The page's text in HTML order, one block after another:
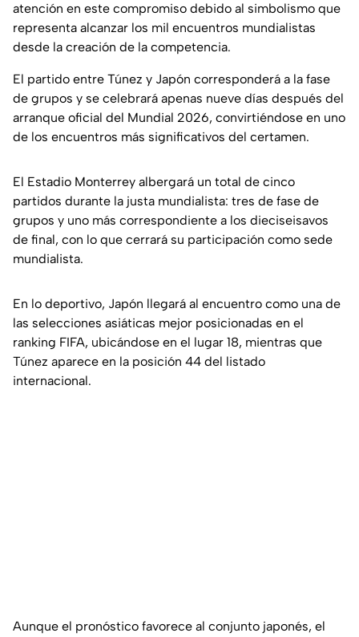
atención en este compromiso debido al simbolismo que
representa alcanzar los mil encuentros mundialistas
desde la creación de la competencia.
El partido entre Túnez y Japón corresponderá a la fase
de grupos y se celebrará apenas nueve días después del
arranque oficial del Mundial 2026, convirtiéndose en uno
de los encuentros más significativos del certamen.
El Estadio Monterrey albergará un total de cinco
partidos durante la justa mundialista: tres de fase de
grupos y uno más correspondiente a los dieciseisavos
de final, con lo que cerrará su participación como sede
mundialista.
En lo deportivo, Japón llegará al encuentro como una de
las selecciones asiáticas mejor posicionadas en el
ranking FIFA, ubicándose en el lugar 18, mientras que
Túnez aparece en la posición 44 del listado
internacional.
Aunque el pronóstico favorece al conjunto japonés, el